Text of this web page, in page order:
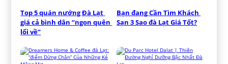
Top 5 quán nướng Đà Lạt
giá cả bình dân “ngon quên
lối về”
Bạn đang Cần Tìm Khách
Sạn 3 Sao đà Lạt Giá Tốt?